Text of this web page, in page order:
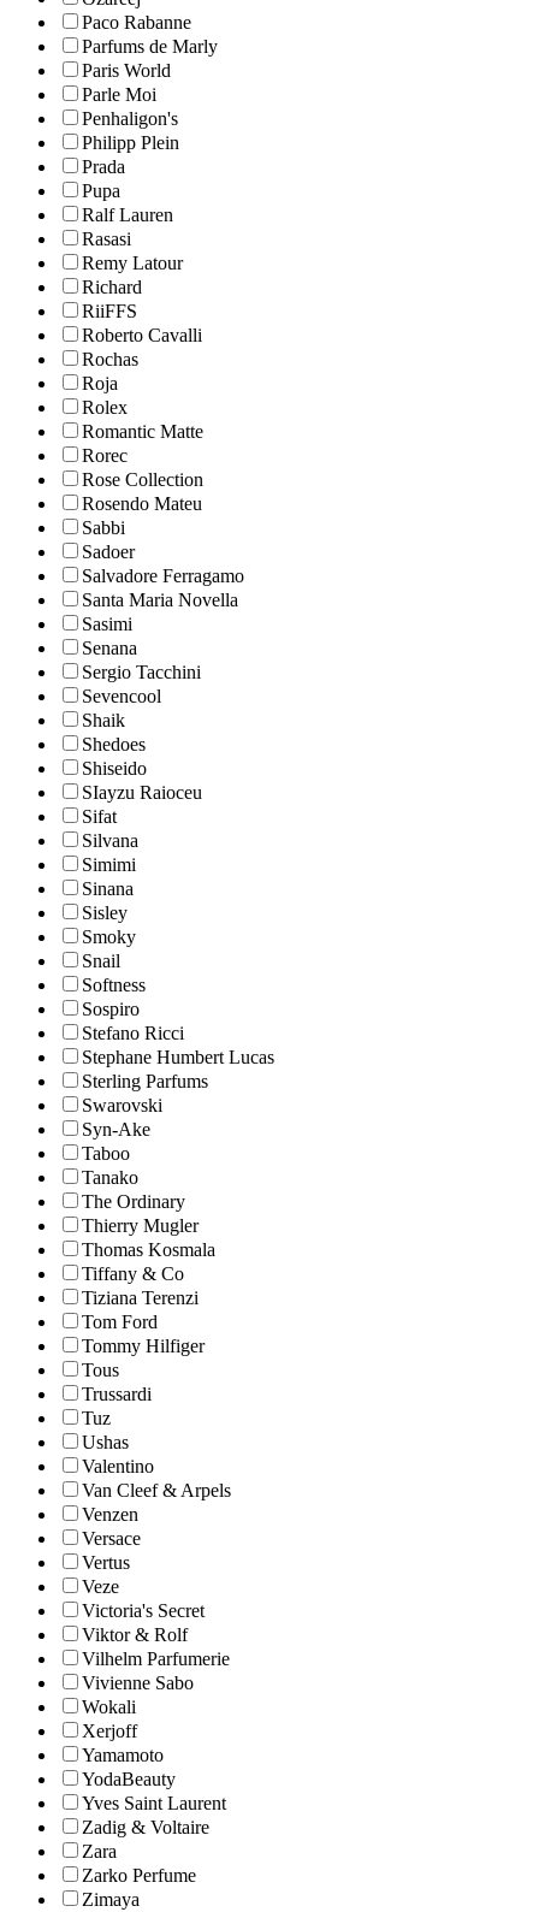
Paco Rabanne
Parfums de Marly
Paris World
Parle Moi
Penhaligon's
Philipp Plein
Prada
Pupa
Ralf Lauren
Rasasi
Remy Latour
Richard
RiiFFS
Roberto Cavalli
Rochas
Roja
Rolex
Romantic Matte
Rorec
Rose Collection
Rosendo Mateu
Sabbi
Sadoer
Salvadore Ferragamo
Santa Maria Novella
Sasimi
Senana
Sergio Tacchini
Sevencool
Shaik
Shedoes
Shiseido
SIayzu Raioceu
Sifat
Silvana
Simimi
Sinana
Sisley
Smoky
Snail
Softness
Sospiro
Stefano Ricci
Stephane Humbert Lucas
Sterling Parfums
Swarovski
Syn-Ake
Taboo
Tanako
The Ordinary
Thierry Mugler
Thomas Kosmala
Tiffany & Co
Tiziana Terenzi
Tom Ford
Tommy Hilfiger
Tous
Trussardi
Tuz
Ushas
Valentino
Van Cleef & Arpels
Venzen
Versace
Vertus
Veze
Victoria's Secret
Viktor & Rolf
Vilhelm Parfumerie
Vivienne Sabo
Wokali
Xerjoff
Yamamoto
YodaBeauty
Yves Saint Laurent
Zadig & Voltaire
Zara
Zarko Perfume
Zimaya